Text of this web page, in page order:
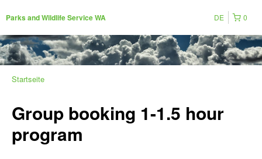
Parks and Wildlife Service WA 0
DE
Startseite
Group booking 1-1.5 hour
program